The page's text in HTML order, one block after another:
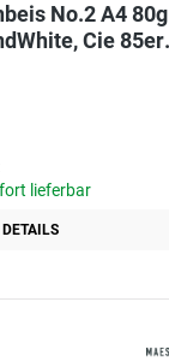
No.2 A4 80g
Cie 85er
lieferbar
DETAILS